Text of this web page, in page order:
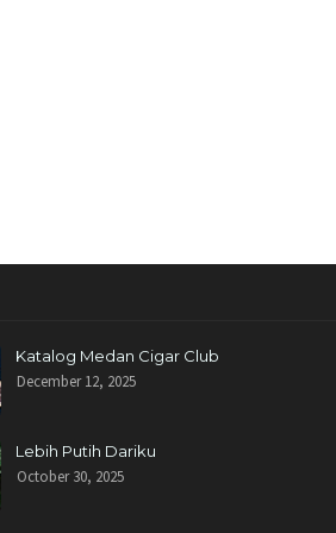
Katalog Medan Cigar Club
December 12, 2025
Lebih Putih Dariku
October 30, 2025